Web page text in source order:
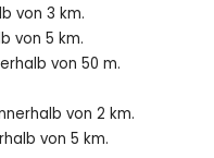
und
Bügelbrett
und 24-Stunden-Notdienst
und Klimaanlage
von 3 km.
von 5 km.
von 50 m.
von 2 km.
von 5 km.